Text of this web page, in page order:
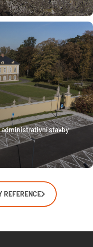
administrativní stavby
REFERENCE